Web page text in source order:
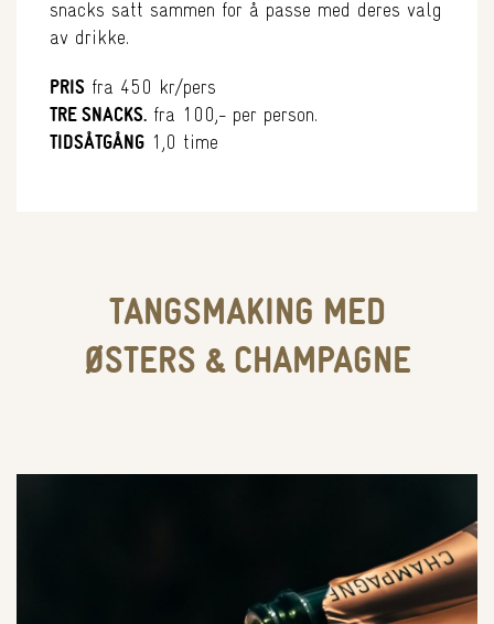
snacks satt sammen for å passe med deres valg
av drikke.
PRIS fra 450 kr/pers
TRE SNACKS. fra 100,- per person.
TIDSÅTGÅNG 1,0 time
TANGSMAKING MED
ØSTERS & CHAMPAGNE